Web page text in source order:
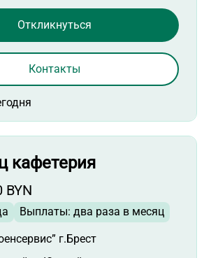
Откликнуться
Контакты
кафетерия
BYN
Выплаты: два раза в месяц
г.Брест